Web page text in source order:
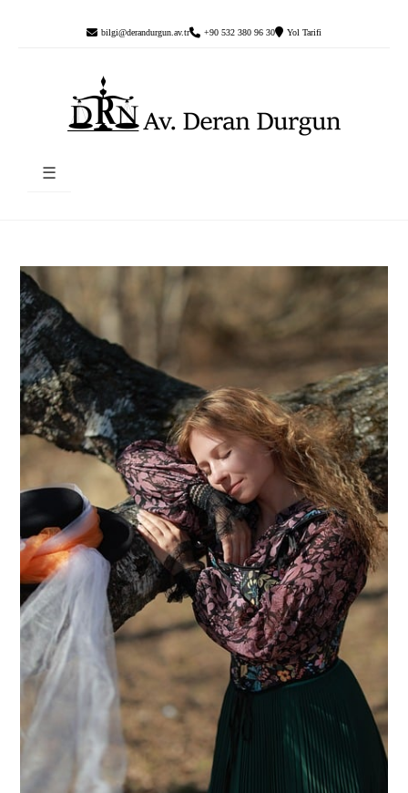
bilgi@derandurgun.av.tr +90 532 380 96 30 Yol Tarifi
☰